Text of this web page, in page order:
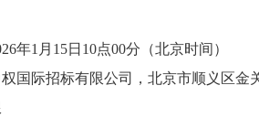
1月15日10点00分（北京时间）
际招标有限公司，北京市顺义区金